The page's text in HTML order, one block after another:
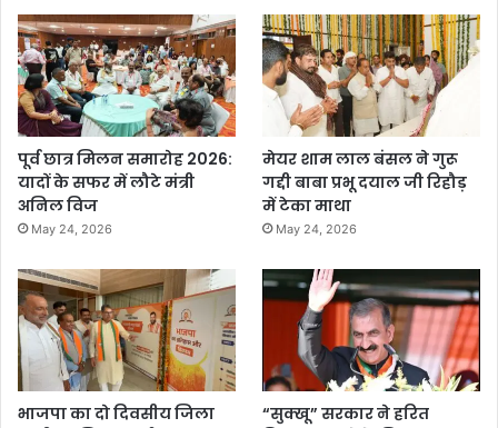
पूर्व छात्र मिलन समारोह 2026:
यादों के सफर में लौटे मंत्री
अनिल विज
May 24, 2026
मेयर शाम लाल बंसल ने गुरू
गद्दी बाबा प्रभू दयाल जी रिहौड़
में टेका माथा
May 24, 2026
भाजपा का दो दिवसीय जिला
“सुक्खू” सरकार ने हरित